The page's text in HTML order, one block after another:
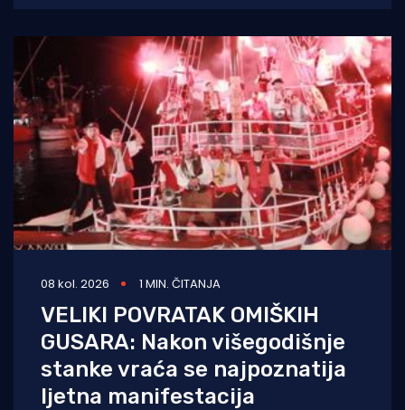
08 kol. 2026 1 MIN. ČITANJA
VELIKI POVRATAK OMIŠKIH
GUSARA: Nakon višegodišnje
stanke vraća se najpoznatija
ljetna manifestacija